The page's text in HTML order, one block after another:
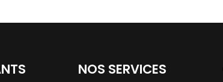
NOS SERVICES